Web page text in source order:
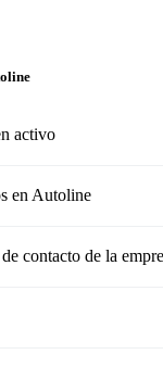
activo
en Autoline
contacto de la